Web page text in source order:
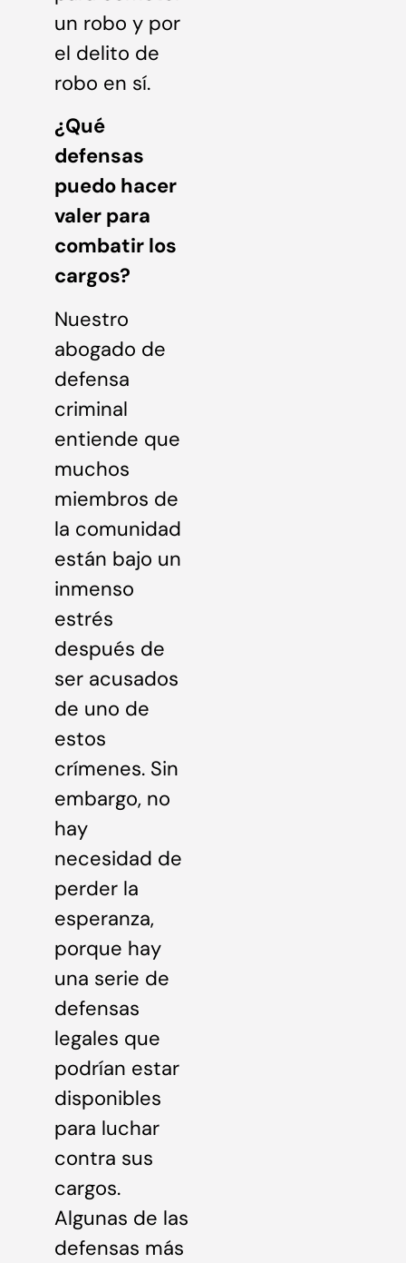
un robo y por
el delito de
robo en sí.
¿Qué
defensas
puedo hacer
valer para
combatir los
cargos?
Nuestro
abogado de
defensa
criminal
entiende que
muchos
miembros de
la comunidad
están bajo un
inmenso
estrés
después de
ser acusados
de uno de
estos
crímenes. Sin
embargo, no
hay
necesidad de
perder la
esperanza,
porque hay
una serie de
defensas
legales que
podrían estar
disponibles
para luchar
contra sus
cargos.
Algunas de las
defensas más